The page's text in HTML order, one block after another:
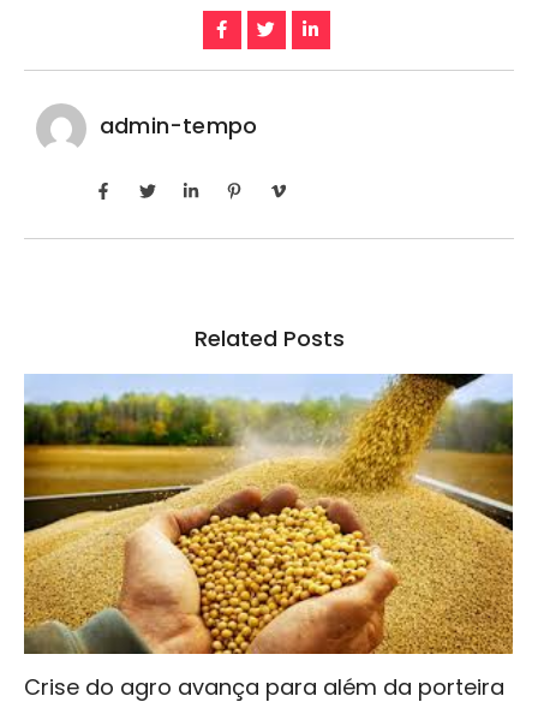
admin-tempo
Related Posts
Crise do agro avança para além da porteira